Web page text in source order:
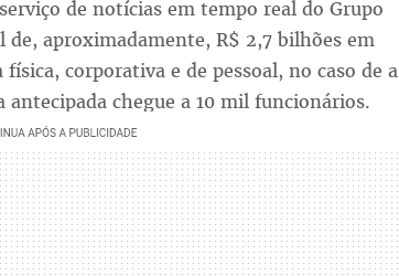
de notícias em tempo real do Grupo
aproximadamente, R$ 2,7 bilhões em
corporativa e de pessoal, no caso de a
chegue a 10 mil funcionários.